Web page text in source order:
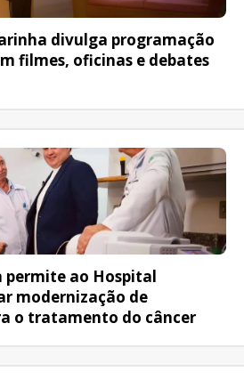
divulga programação
filmes, oficinas e debates
permite ao Hospital
modernização de
o tratamento do câncer